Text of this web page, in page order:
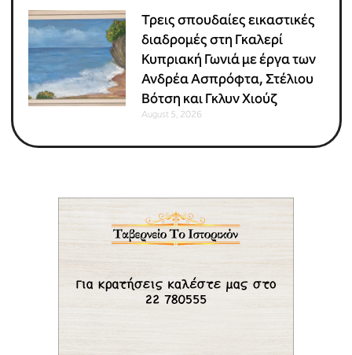
Τρεις σπουδαίες εικαστικές
διαδρομές στη Γκαλερί
Κυπριακή Γωνιά με έργα των
Ανδρέα Ασπρόφτα, Στέλιου
Βότση και Γκλυν Χιούζ
August 5, 2026